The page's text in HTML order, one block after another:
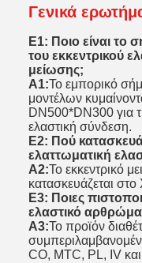
Γενικά
Ε1: Ποιο είναι το
του εκκεντρικού
μείωσης;
Α1:Το εμπορικό
μοντέλων
DN500*DN300 για
ελαστική σύνδεση.
Ε2: Πού
ελαττωματική
Α2:Το εκκεντρικό
κατασκευάζεται
Ε3: Ποιες
ελαστικό
Α3:Το προϊόν
CO, MTC, PL, IV